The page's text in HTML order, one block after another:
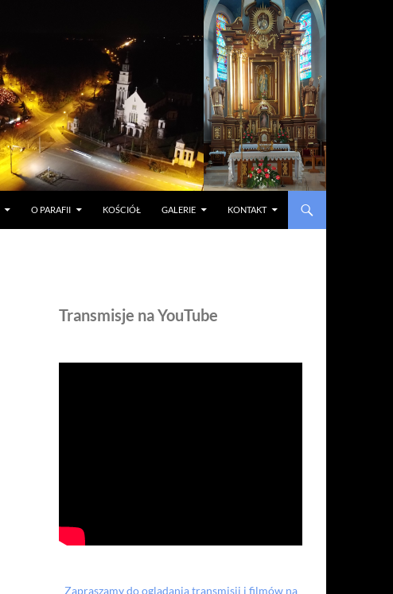
O PARAFII KOŚCIÓŁ GALERIE KONTAKT
Transmisje na YouTube
Zapraszamy do oglądania transmisji i filmów na